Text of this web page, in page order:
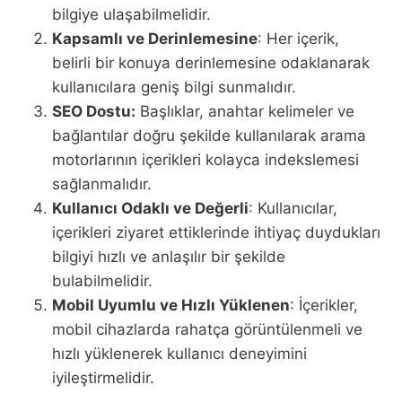
bilgiye ulaşabilmelidir.
Kapsamlı ve Derinlemesine: Her içerik,
belirli bir konuya derinlemesine odaklanarak
kullanıcılara geniş bilgi sunmalıdır.
SEO Dostu: Başlıklar, anahtar kelimeler ve
bağlantılar doğru şekilde kullanılarak arama
motorlarının içerikleri kolayca indekslemesi
sağlanmalıdır.
Kullanıcı Odaklı ve Değerli: Kullanıcılar,
içerikleri ziyaret ettiklerinde ihtiyaç duydukları
bilgiyi hızlı ve anlaşılır bir şekilde
bulabilmelidir.
Mobil Uyumlu ve Hızlı Yüklenen: İçerikler,
mobil cihazlarda rahatça görüntülenmeli ve
hızlı yüklenerek kullanıcı deneyimini
iyileştirmelidir.